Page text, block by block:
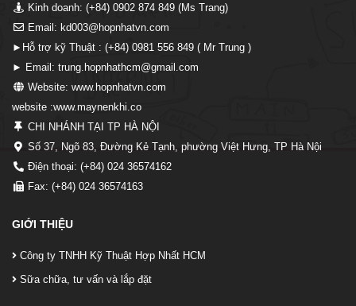
Kinh doanh: (+84) 0902 874 849 (Ms Trang)
Email: kd003@hopnhatvn.com
►Hỗ trợ kỹ Thuật : (+84) 0981 556 849 ( Mr Trung )
► Email: trung.hopnhathcm@gmail.com
Website: www.hopnhatvn.com
website :www.maynenkhi.co
CHI NHÁNH TẠI TP HÀ NỘI
Số 37, Ngõ 83, Đường Kẻ Tạnh, phường Việt Hưng, TP Hà Nội
Điện thoại: (+84) 024 36574162
Fax: (+84) 024 36574163
GIỚI THIỆU
Công ty TNHH Kỹ Thuật Hợp Nhất HCM
Sữa chữa, tư vấn và lắp đặt